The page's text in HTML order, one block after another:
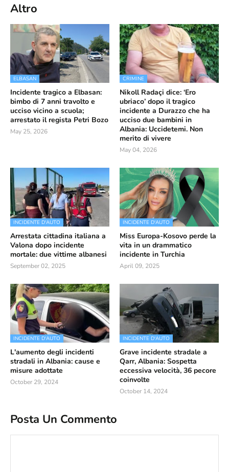
Altro
ELBASAN
Incidente tragico a Elbasan:
bimbo di 7 anni travolto e
ucciso vicino a scuola;
arrestato il regista Petri Bozo
May 25, 2026
CRIMINE
Nikoll Radaçi dice: ‘Ero
ubriaco’ dopo il tragico
incidente a Durazzo che ha
ucciso due bambini in
Albania: Uccidetemi. Non
merito di vivere
May 04, 2026
INCIDENTE D'AUTO
Arrestata cittadina italiana a
Valona dopo incidente
mortale: due vittime albanesi
September 02, 2025
INCIDENTE D'AUTO
Miss Europa-Kosovo perde la
vita in un drammatico
incidente in Turchia
April 09, 2025
INCIDENTE D'AUTO
L'aumento degli incidenti
stradali in Albania: cause e
misure adottate
October 29, 2024
INCIDENTE D'AUTO
Grave incidente stradale a
Qarr, Albania: Sospetta
eccessiva velocità, 36 pecore
coinvolte
October 14, 2024
Posta Un Commento